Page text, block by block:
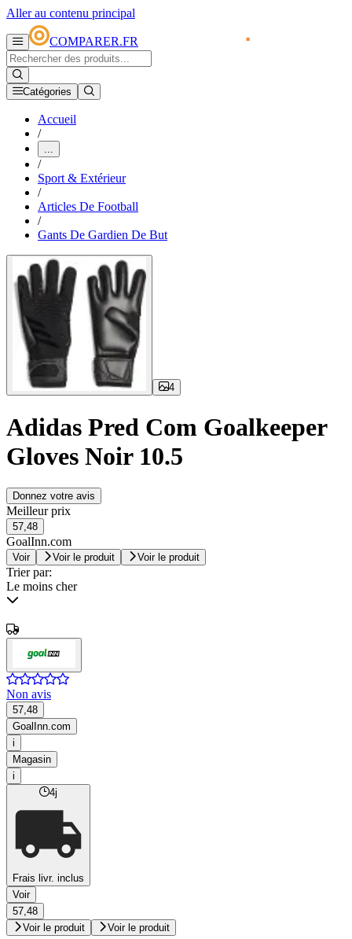
Aller au contenu principal
COMPARER.FR
Catégories
Accueil
/
...
/
Sport & Extérieur
/
Articles De Football
/
Gants De Gardien De But
4
Adidas Pred Com Goalkeeper
Gloves Noir 10.5
Donnez votre avis
Meilleur prix
57,48
GoalInn.com
Voir Voir le produit Voir le produit
Trier par:
Le moins cher
Non avis
57,48
GoalInn.com
i
Magasin
i
4j
Frais livr. inclus
Voir
57,48
Voir le produit
Voir le produit